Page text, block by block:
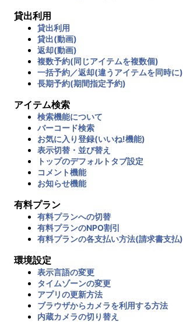
貸出利用
貸出利用
貸出(動画)
返却(動画)
複数予約(同じアイテムを複数個)
一括予約／返却(違うアイテムを同時に)
長期予約(期間指定予約)
アイテム検索
検索機能について
バーコード検索
お気に入り登録(いいね!機能)
表示切替・並び替え
トップのデフォルトタブ設定
コメント機能
お知らせ機能
有料プラン
有料プランへの切替
有料プランのNPO割引
有料プランの各支払い方法(請求書支払)
環境設定
表示言語の変更
タイムゾーンの変更
アプリの更新方法
ブラウザからカメラを利用する方法
内蔵カメラの切り替え